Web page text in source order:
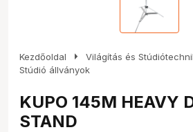
Kezdőoldal arrow_right Világítás és
Stúdió állványok
KUPO 145M HEAVY
STAND